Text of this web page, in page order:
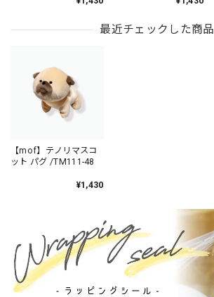
最近チェックした商品
【mof】テノリマスコ
ット パグ /TM111-48
¥1,430